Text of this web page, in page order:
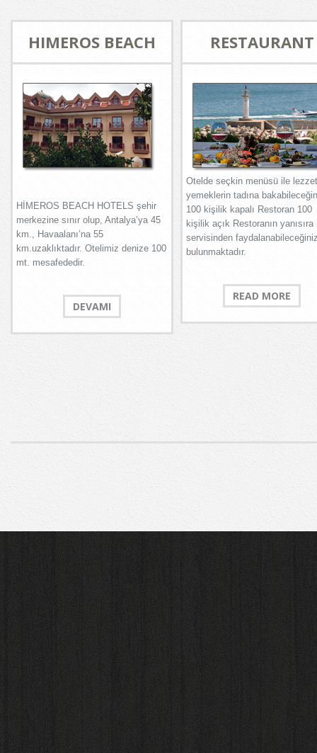
HIMEROS BEACH
HİMEROS BEACH HOTELS şehir
merkezine sınır olup, Antalya’ya 45
km., Havaalanı’na 55
km.uzaklıktadır. Otelimiz denize 100
mt. mesafededir.
DEVAMI
RESTAURANT
Otelde seçkin menüsü ile
yemeklerin tadına
100 kişilik kapalı Restoran 100
kişilik açık Restoranın
servisinden
bulunmaktadır.
READ MORE